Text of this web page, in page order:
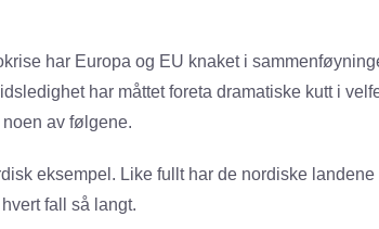
har Europa og EU knaket i
har måttet foreta dramatiske kutt i
av følgene.
eksempel. Like fullt har de nordiske landene
fall så langt.